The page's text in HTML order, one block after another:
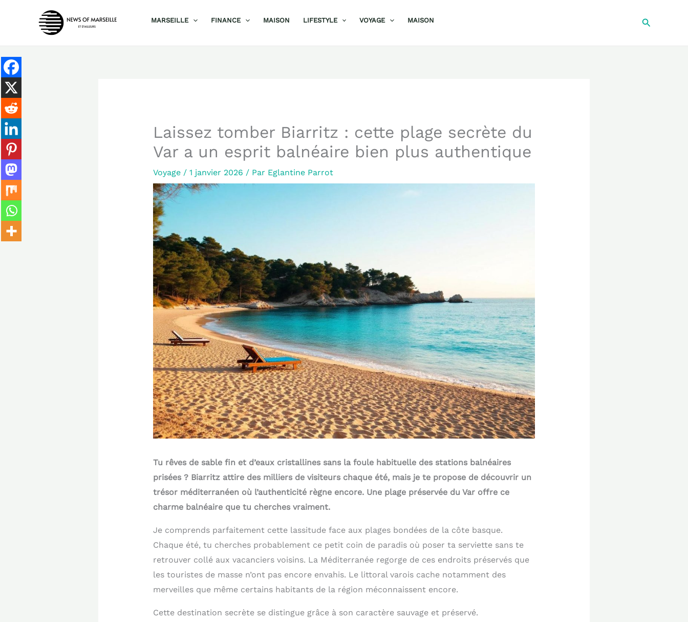
MARSEILLE FINANCE MAISON LIFESTYLE VOYAGE MAISON
Laissez tomber Biarritz : cette plage secrète du
Var a un esprit balnéaire bien plus authentique
Voyage/ 1 janvier 2026 / Par Eglantine Parrot
Tu rêves de sable fin et d’eaux cristallines sans la foule habituelle des stations balnéaires
prisées ? Biarritz attire des milliers de visiteurs chaque été, mais je te propose de découvrir un
trésor méditerranéen où l’authenticité règne encore. Une plage préservée du Var offre ce
charme balnéaire que tu cherches vraiment.
Je comprends parfaitement cette lassitude face aux plages bondées de la côte basque.
Chaque été, tu cherches probablement ce petit coin de paradis où poser ta serviette sans te
retrouver collé aux vacanciers voisins. La Méditerranée regorge de ces endroits préservés que
les touristes de masse n’ont pas encore envahis. Le littoral varois cache notamment des
merveilles que même certains habitants de la région méconnaissent encore.
Cette destination secrète se distingue grâce à son caractère sauvage et préservé.